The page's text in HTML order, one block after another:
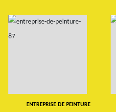
ENTREPRISE DE PEINTURE